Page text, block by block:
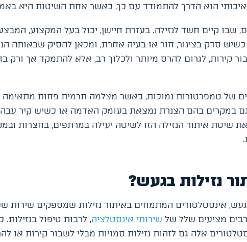
הוא הדרך להתמודד עם כך, כאשר אחת השיטות היא
שבו קיים חשד לנזילה. בעזרת חיישן, יכול בעל המקצוע,
סדק בצינור, חור או בעיה אחרת, ומכאן להסיק שבאותה
קירות, לגרום להרס מיותר ולכלוך רב, אלא להתמקד אך ורק
של טמפרטורות נמוכות, כאשר מצלמה תרמית פחות מתאימה
במקרים בהם הצנרת נמצאת בעומק האדמה או כשיש קיר
מטרים, מה שהופך את שיטת איתור הנזילה הזו לשיטה יעילה במרתפים,
נזילות בגעש?
אינסטלטורים המתמחים באיתור נזילות שמספקים שירות
מציעים שלל של שירותי אינסטלציה, לרבות טיפול בנזילות.
אלה גם לזהות נזילות סמויות מבלי לשבור קירות או